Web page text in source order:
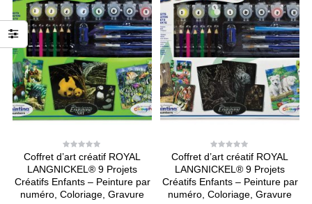
0
of
5
Coffret d’art créatif ROYAL
LANGNICKEL® 9 Projets
Créatifs Enfants – Peinture par
numéro, Coloriage, Gravure
0
of
5
Coffret d’art créatif ROYAL
LANGNICKEL® 9 Projets
Créatifs Enfants – Peinture par
numéro, Coloriage, Gravure
CARTONIC® -
Modèle Chien
Maltipoo
0
out
of
5
36,90€
CARTONIC® -
Modèle Berger
0
out
of
5
36,90€
CARTONIC® -
Modèle Arty Bunny
CARTONIC® -
Modèle Chien
Maltipoo
0
out
of
5
36,90€
CARTONIC® -
Modèle Berger
0
out
of
5
36,90€
CARTONIC® -
Modèle Arty Bunny